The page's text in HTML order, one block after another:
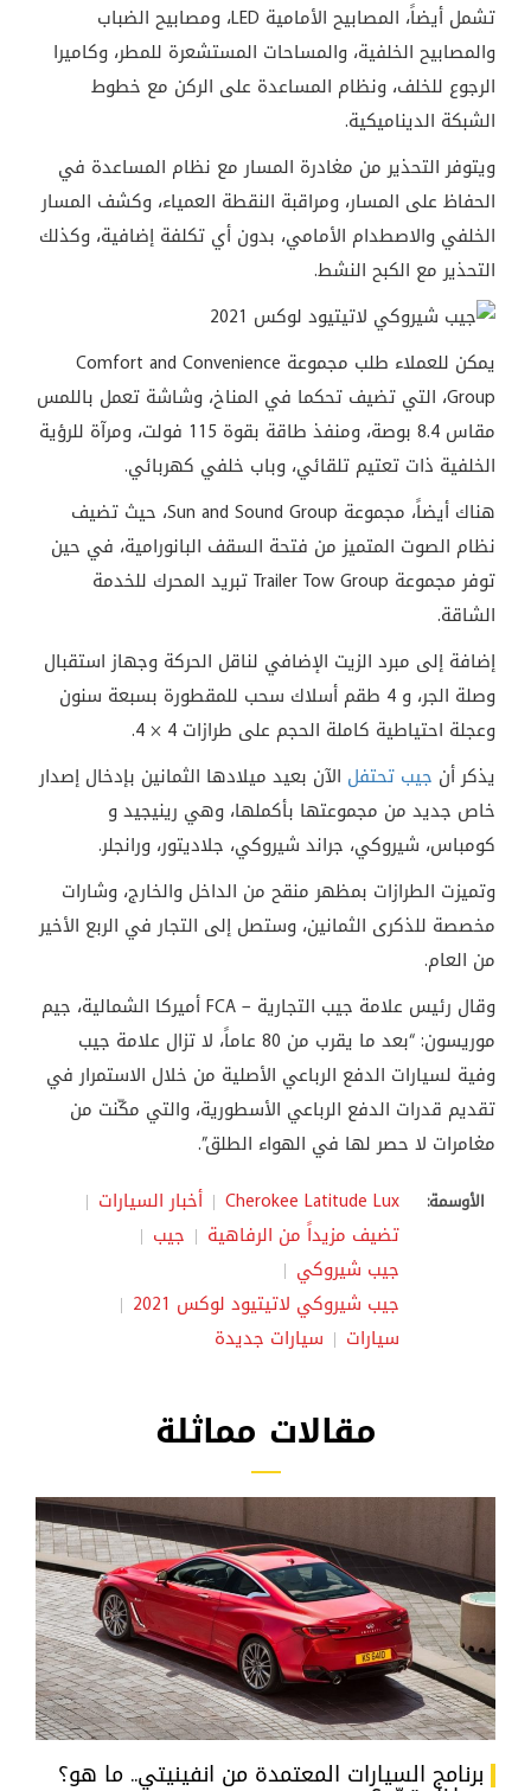
تشمل أيضاً، المصابيح الأمامية LED، ومصابيح الضباب
والمصابيح الخلفية، والمساحات المستشعرة للمطر، وكاميرا
الرجوع للخلف، ونظام المساعدة على الركن مع خطوط
الشبكة الديناميكية.
ويتوفر التحذير من مغادرة المسار مع نظام المساعدة في
الحفاظ على المسار، ومراقبة النقطة العمياء، وكشف المسار
الخلفي والاصطدام الأمامي، بدون أي تكلفة إضافية، وكذلك
التحذير مع الكبح النشط.
يمكن للعملاء طلب مجموعة Comfort and Convenience
Group، التي تضيف تحكما في المناخ، وشاشة تعمل باللمس
مقاس 8.4 بوصة، ومنفذ طاقة بقوة 115 فولت، ومرآة للرؤية
الخلفية ذات تعتيم تلقائي، وباب خلفي كهربائي.
هناك أيضاً، مجموعة Sun and Sound Group، حيث تضيف
نظام الصوت المتميز من فتحة السقف البانورامية، في حين
توفر مجموعة Trailer Tow Group تبريد المحرك للخدمة
الشاقة.
إضافة إلى مبرد الزيت الإضافي لناقل الحركة وجهاز استقبال
وصلة الجر، و 4 طقم أسلاك سحب للمقطورة بسبعة سنون
وعجلة احتياطية كاملة الحجم على طرازات 4 × 4.
يذكر أن جيب تحتفل الآن بعيد ميلادها الثمانين بإدخال إصدار
خاص جديد من مجموعتها بأكملها، وهي رينيجيد و
كومباس، شيروكي، جراند شيروكي، جلاديتور، ورانجلر.
وتميزت الطرازات بمظهر منقح من الداخل والخارج، وشارات
مخصصة للذكرى الثمانين، وستصل إلى التجار في الربع الأخير
من العام.
وقال رئيس علامة جيب التجارية – FCA أميركا الشمالية، جيم
موريسون: “بعد ما يقرب من 80 عاماً، لا تزال علامة جيب
وفية لسيارات الدفع الرباعي الأصلية من خلال الاستمرار في
تقديم قدرات الدفع الرباعي الأسطورية، والتي مكّنت من
مغامرات لا حصر لها في الهواء الطلق”.
الأوسمة: Cherokee Latitude Lux
أخبار السيارات
تضيف مزيداً من الرفاهية
جيب
جيب شيروكي
جيب شيروكي لاتيتيود لوكس 2021
سيارات
سيارات جديدة
مقالات مماثلة
برنامج السيارات المعتمدة من انفينيتي.. ما هو؟